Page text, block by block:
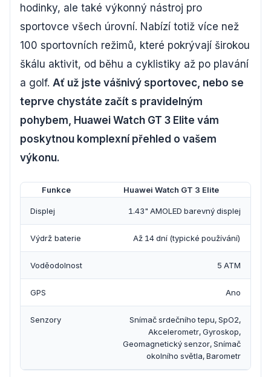
hodinky, ale také výkonný nástroj pro
sportovce všech úrovní. Nabízí totiž více než
100 sportovních režimů, které pokrývají širokou
škálu aktivit, od běhu a cyklistiky až po plavání
a golf. Ať už jste vášnivý sportovec, nebo se
teprve chystáte začít s pravidelným
pohybem, Huawei Watch GT 3 Elite vám
poskytnou komplexní přehled o vašem
výkonu.
Funkce Huawei Watch GT 3 Elite
Displej 1.43" AMOLED barevný displej
Výdrž baterie Až 14 dní (typické používání)
Voděodolnost 5 ATM
GPS Ano
Senzory
Snímač srdečního tepu, SpO2,
Akcelerometr, Gyroskop,
Geomagnetický senzor, Snímač
okolního světla, Barometr